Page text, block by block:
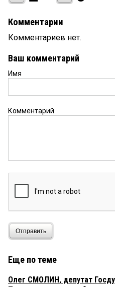
Комментарии
Комментариев нет.
Ваш комментарий
Имя
Комментарий
Отправить
Еще по теме
Олег СМОЛИН, депутат